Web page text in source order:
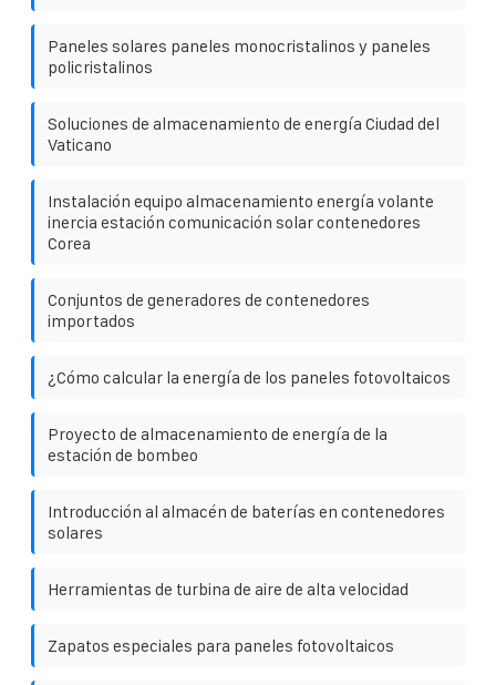
Paneles solares paneles monocristalinos y paneles
policristalinos
Soluciones de almacenamiento de energía Ciudad del
Vaticano
Instalación equipo almacenamiento energía volante
inercia estación comunicación solar contenedores
Corea
Conjuntos de generadores de contenedores
importados
¿Cómo calcular la energía de los paneles fotovoltaicos
Proyecto de almacenamiento de energía de la
estación de bombeo
Introducción al almacén de baterías en contenedores
solares
Herramientas de turbina de aire de alta velocidad
Zapatos especiales para paneles fotovoltaicos